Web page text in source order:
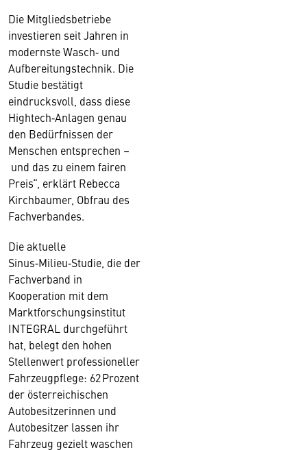
Die Mitgliedsbetriebe
investieren seit Jahren in
modernste Wasch‑ und
Aufbereitungstechnik. Die
Studie bestätigt
eindrucksvoll, dass diese
Hightech‑Anlagen genau
den Bedürfnissen der
Menschen entsprechen –
und das zu einem fairen
Preis“, erklärt Rebecca
Kirchbaumer, Obfrau des
Fachverbandes.
Die aktuelle
Sinus‑Milieu‑Studie, die der
Fachverband in
Kooperation mit dem
Marktforschungsinstitut
INTEGRAL durchgeführt
hat, belegt den hohen
Stellenwert professioneller
Fahrzeugpflege: 62 Prozent
der österreichischen
Autobesitzerinnen und
Autobesitzer lassen ihr
Fahrzeug gezielt waschen